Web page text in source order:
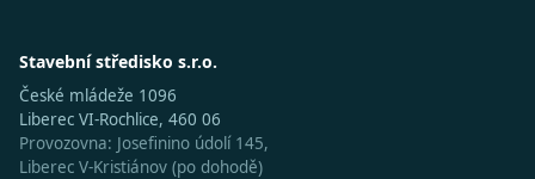
Stavební středisko s.r.o.
České mládeže 1096
Liberec VI-Rochlice, 460 06
Provozovna: Josefinino údolí 145,
Liberec V-Kristiánov (po dohodě)